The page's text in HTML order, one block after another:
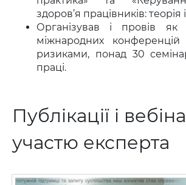
здоров’я працівників: теорія
Організував і провів як
міжнародних конференцій
ризиками, понад 30
праці.
Публікації і
участю експерта